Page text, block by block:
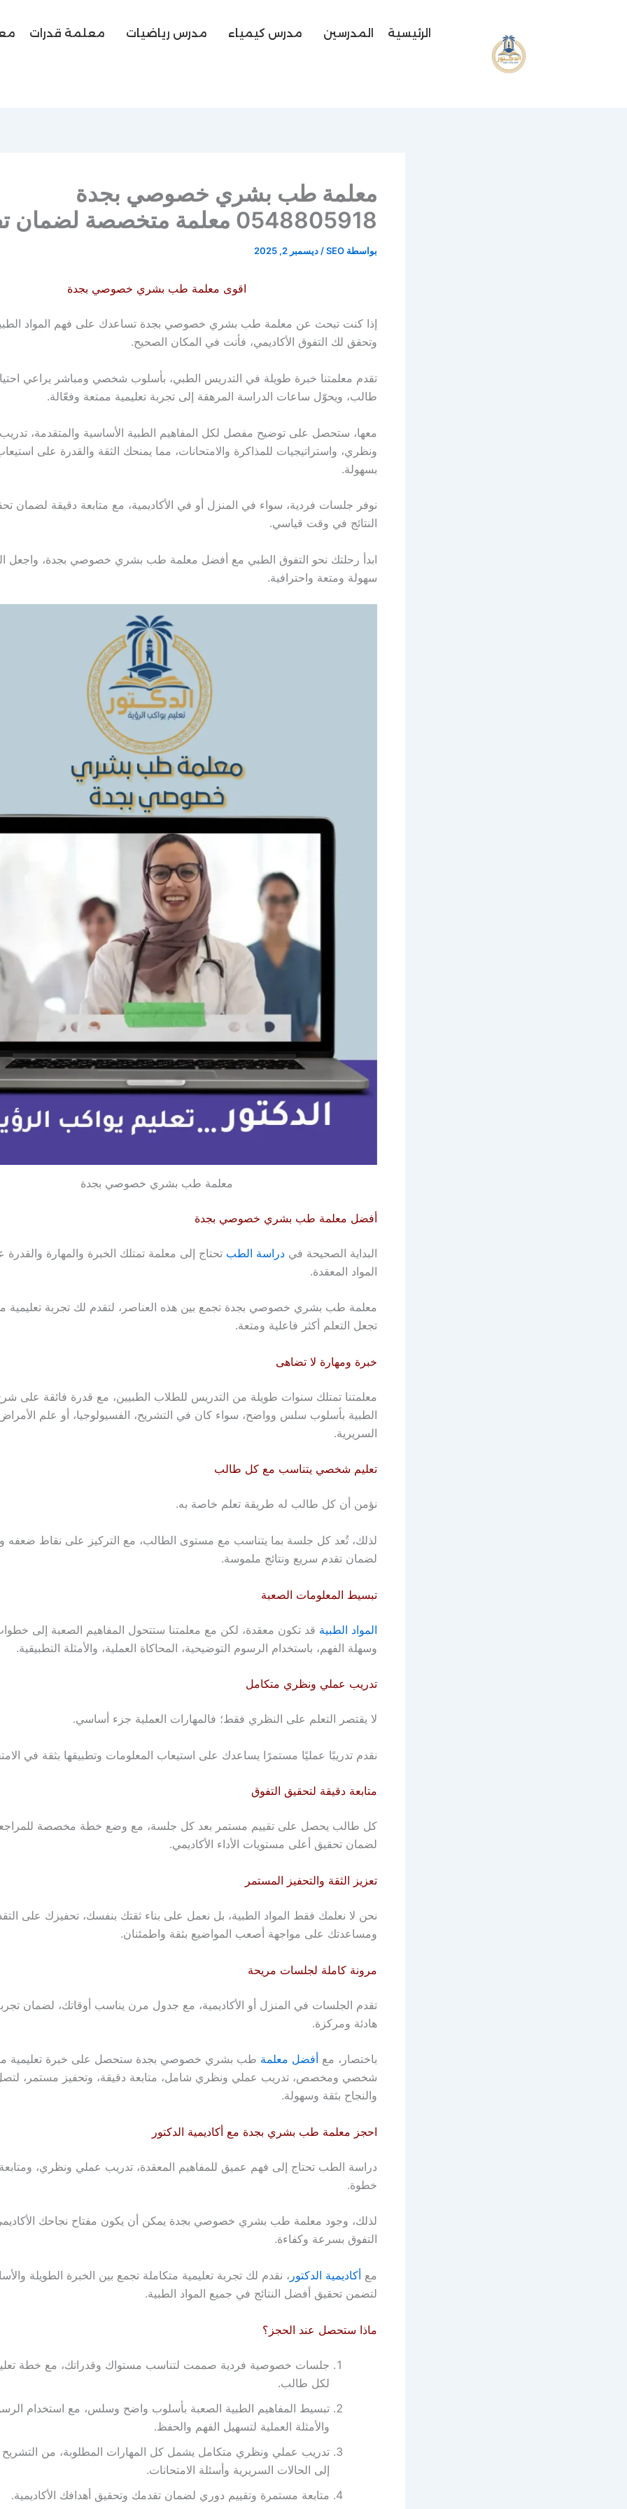
الرئيسية المدرسين مدرس كيمياء مدرس رياضيات معلمة قدرات
معلمة طب بشري خصوصي بجدة
0548805918 معلمة متخصصة لضمان تفوقك
بواسطة SEO
/ديسمبر 2, 2025
اقوى معلمة طب بشري خصوصي بجدة
إذا كنت تبحث عن معلمة طب بشري خصوصي بجدة تساعدك على فهم المواد
وتحقق لك التفوق الأكاديمي، فأنت في المكان الصحيح.
تقدم معلمتنا خبرة طويلة في التدريس الطبي، بأسلوب شخصي ومباشر يراعي
طالب، ويحوّل ساعات الدراسة المرهقة إلى تجربة تعليمية ممتعة وفعّالة.
معها، ستحصل على توضيح مفصل لكل المفاهيم الطبية الأساسية والمتقدمة،
ونظري، واستراتيجيات للمذاكرة والامتحانات، مما يمنحك الثقة والقدرة على
بسهولة.
نوفر جلسات فردية، سواء في المنزل أو في الأكاديمية، مع متابعة دقيقة لضمان
النتائج في وقت قياسي.
ابدأ رحلتك نحو التفوق الطبي مع أفضل معلمة طب بشري خصوصي بجدة، واجعل
سهولة ومتعة واحترافية.
معلمة طب بشري خصوصي بجدة
أفضل معلمة طب بشري خصوصي بجدة
البداية الصحيحة في دراسة الطب تحتاج إلى معلمة تمتلك الخبرة والمهارة
المواد المعقدة.
معلمة طب بشري خصوصي بجدة تجمع بين هذه العناصر، لتقدم لك تجربة تعليمية
تجعل التعلم أكثر فاعلية ومتعة.
خبرة ومهارة لا تضاهى
معلمتنا تمتلك سنوات طويلة من التدريس للطلاب الطبيين، مع قدرة فائقة على
الطبية بأسلوب سلس وواضح، سواء كان في التشريح، الفسيولوجيا، أو علم
السريرية.
تعليم شخصي يتناسب مع كل طالب
نؤمن أن كل طالب له طريقة تعلم خاصة به.
لذلك، تُعد كل جلسة بما يتناسب مع مستوى الطالب، مع التركيز على نقاط ضعفه
لضمان تقدم سريع ونتائج ملموسة.
تبسيط المعلومات الصعبة
المواد الطبية قد تكون معقدة، لكن مع معلمتنا ستتحول المفاهيم الصعبة إلى
وسهلة الفهم، باستخدام الرسوم التوضيحية، المحاكاة العملية، والأمثلة التطبيقية.
تدريب عملي ونظري متكامل
لا يقتصر التعلم على النظري فقط؛ فالمهارات العملية جزء أساسي.
نقدم تدريبًا عمليًا مستمرًا يساعدك على استيعاب المعلومات وتطبيقها بثقة في
متابعة دقيقة لتحقيق التفوق
كل طالب يحصل على تقييم مستمر بعد كل جلسة، مع وضع خطة مخصصة للمراجعة
لضمان تحقيق أعلى مستويات الأداء الأكاديمي.
تعزيز الثقة والتحفيز المستمر
نحن لا نعلمك فقط المواد الطبية، بل نعمل على بناء ثقتك بنفسك، تحفيزك على
ومساعدتك على مواجهة أصعب المواضيع بثقة واطمئنان.
مرونة كاملة لجلسات مريحة
تقدم الجلسات في المنزل أو الأكاديمية، مع جدول مرن يناسب أوقاتك، لضمان
هادئة ومركزة.
باختصار، مع أفضل معلمة طب بشري خصوصي بجدة ستحصل على خبرة تعليمية
شخصي ومخصص، تدريب عملي ونظري شامل، متابعة دقيقة، وتحفيز مستمر،
والنجاح بثقة وسهولة.
احجز معلمة طب بشري بجدة مع أكاديمية الدكتور
دراسة الطب تحتاج إلى فهم عميق للمفاهيم المعقدة، تدريب عملي ونظري،
خطوة.
لذلك، وجود معلمة طب بشري خصوصي بجدة يمكن أن يكون مفتاح نجاحك
التفوق بسرعة وكفاءة.
مع أكاديمية الدكتور ، نقدم لك تجربة تعليمية متكاملة تجمع بين الخبرة الطويلة
لتضمن تحقيق أفضل النتائج في جميع المواد الطبية.
ماذا ستحصل عند الحجز؟
جلسات خصوصية فردية صممت لتناسب مستواك وقدراتك، مع خطة
لكل طالب.
تبسيط المفاهيم الطبية الصعبة بأسلوب واضح وسلس، مع استخدام
والأمثلة العملية لتسهيل الفهم والحفظ.
تدريب عملي ونظري متكامل يشمل كل المهارات المطلوبة، من التشريح
إلى الحالات السريرية وأسئلة الامتحانات.
متابعة مستمرة وتقييم دوري لضمان تقدمك وتحقيق أهدافك الأكاديمية.